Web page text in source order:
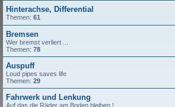
Hinterachse, Differential
Themen: 61
Bremsen
Wer bremst verliert ...
Themen: 78
Auspuff
Loud pipes saves life
Themen: 29
Fahrwerk und Lenkung
Auf das die Räder am Boden bleiben !